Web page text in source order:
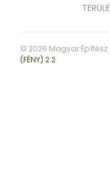
© 2026 Magyar
(FÉNY) 2.2